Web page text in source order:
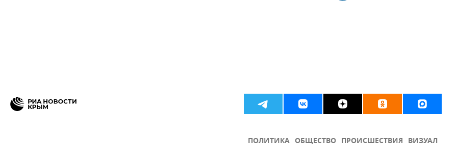
ПОЛИТИКА ОБЩЕСТВО ПРОИСШЕСТВИЯ ВИЗУАЛ